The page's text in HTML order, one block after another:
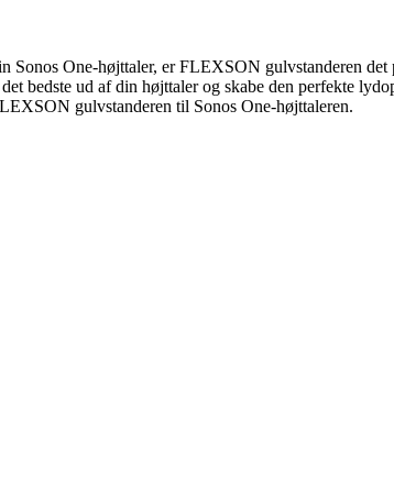
Sonos One-højttaler, er FLEXSON gulvstanderen
bedste ud af din højttaler og skabe den perfekte
gulvstanderen til Sonos One-højttaleren.